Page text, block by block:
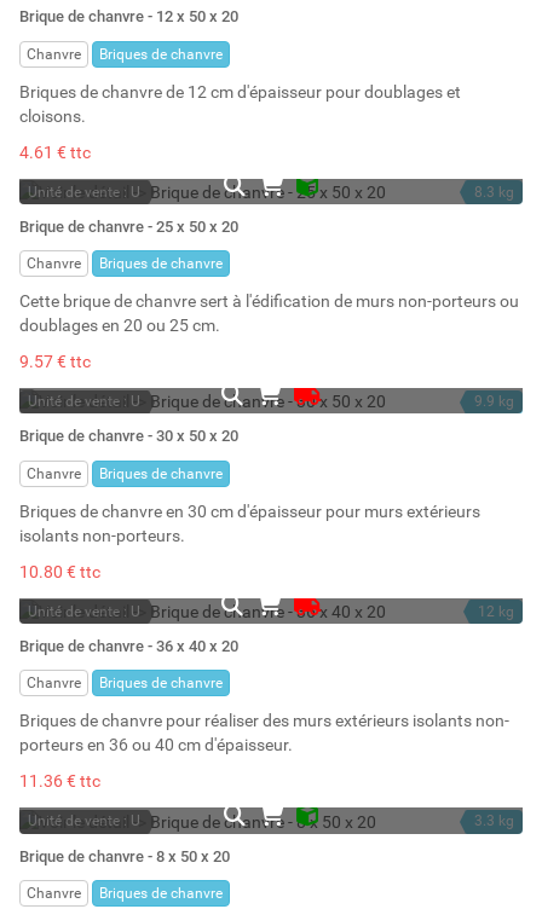
En stock
Stock : 1581
Brique de chanvre - 12 x 50 x 20
Chanvre Briques de chanvre
Briques de chanvre de 12 cm d'épaisseur pour doublages et
cloisons.
4.61 € ttc
Unité de vente : U
En stock
Stock : 120
8.3 kg
Brique de chanvre - 25 x 50 x 20
Chanvre Briques de chanvre
Cette brique de chanvre sert à l'édification de murs non-porteurs ou
doublages en 20 ou 25 cm.
9.57 € ttc
Unité de vente : U
Sur commande
9.9 kg
Brique de chanvre - 30 x 50 x 20
Chanvre Briques de chanvre
Briques de chanvre en 30 cm d'épaisseur pour murs extérieurs
isolants non-porteurs.
10.80 € ttc
Unité de vente : U
Sur commande
12 kg
Brique de chanvre - 36 x 40 x 20
Chanvre Briques de chanvre
Briques de chanvre pour réaliser des murs extérieurs isolants non-
porteurs en 36 ou 40 cm d'épaisseur.
11.36 € ttc
Unité de vente : U
En stock
Stock : 1839
3.3 kg
Brique de chanvre - 8 x 50 x 20
Chanvre Briques de chanvre